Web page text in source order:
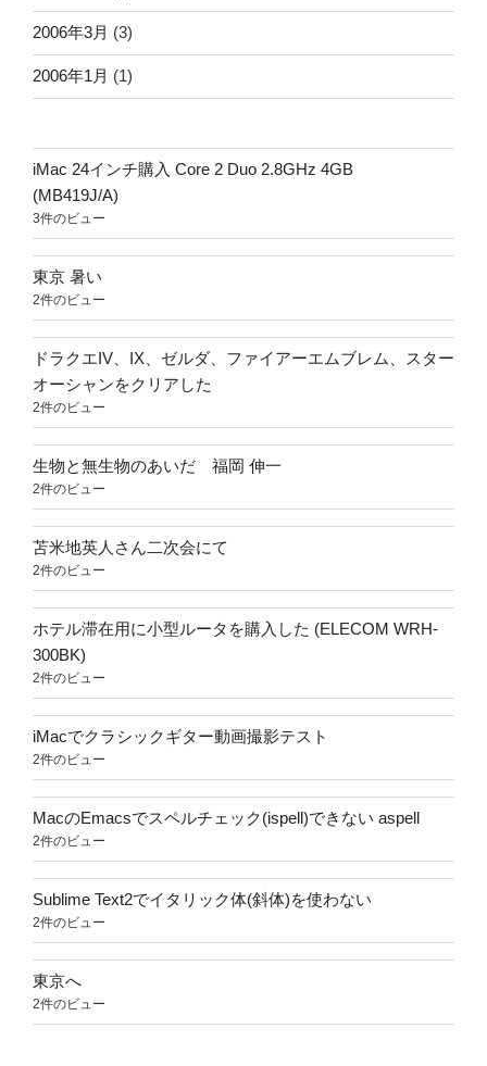
2006年3月 (3)
2006年1月 (1)
iMac 24インチ購入 Core 2 Duo 2.8GHz 4GB
(MB419J/A)
3件のビュー
東京 暑い
2件のビュー
ドラクエIV、IX、ゼルダ、ファイアーエムブレム、スター
オーシャンをクリアした
2件のビュー
生物と無生物のあいだ 福岡 伸一
2件のビュー
苫米地英人さん二次会にて
2件のビュー
ホテル滞在用に小型ルータを購入した (ELECOM WRH-
300BK)
2件のビュー
iMacでクラシックギター動画撮影テスト
2件のビュー
MacのEmacsでスペルチェック(ispell)できない aspell
2件のビュー
Sublime Text2でイタリック体(斜体)を使わない
2件のビュー
東京へ
2件のビュー